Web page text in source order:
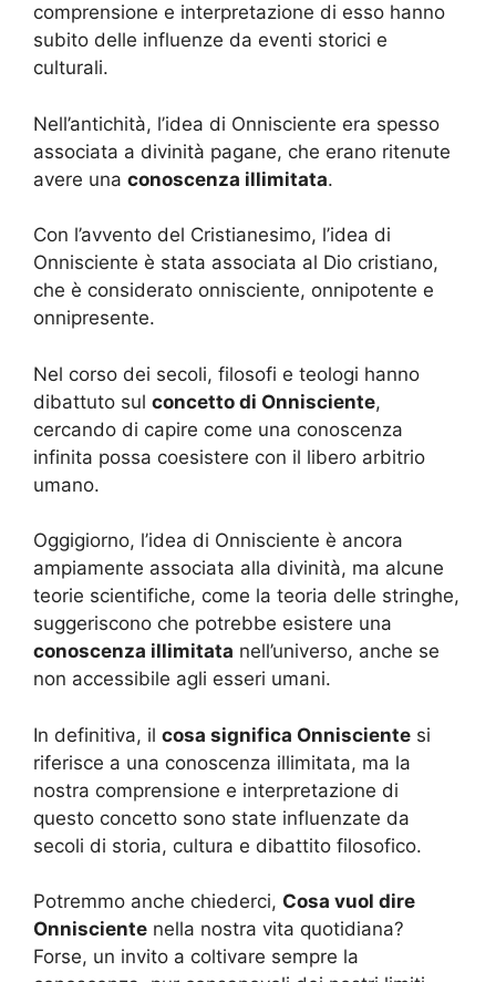
comprensione e interpretazione di esso hanno
subito delle influenze da eventi storici e
culturali.
Nell’antichità, l’idea di Onnisciente era spesso
associata a divinità pagane, che erano ritenute
avere una conoscenza illimitata.
Con l’avvento del Cristianesimo, l’idea di
Onnisciente è stata associata al Dio cristiano,
che è considerato onnisciente, onnipotente e
onnipresente.
Nel corso dei secoli, filosofi e teologi hanno
dibattuto sul concetto di Onnisciente,
cercando di capire come una conoscenza
infinita possa coesistere con il libero arbitrio
umano.
Oggigiorno, l’idea di Onnisciente è ancora
ampiamente associata alla divinità, ma alcune
teorie scientifiche, come la teoria delle stringhe,
suggeriscono che potrebbe esistere una
conoscenza illimitata nell’universo, anche se
non accessibile agli esseri umani.
In definitiva, il cosa significa Onnisciente si
riferisce a una conoscenza illimitata, ma la
nostra comprensione e interpretazione di
questo concetto sono state influenzate da
secoli di storia, cultura e dibattito filosofico.
Potremmo anche chiederci, Cosa vuol dire
Onnisciente nella nostra vita quotidiana?
Forse, un invito a coltivare sempre la